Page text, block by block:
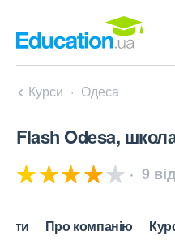
Курси Одеса
Flash Odesa,
9
Про компанію